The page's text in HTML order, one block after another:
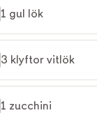
1 gul lök
3 klyftor vitlök
1 zucchini